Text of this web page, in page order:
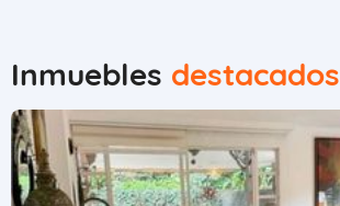
Inmuebles destacados